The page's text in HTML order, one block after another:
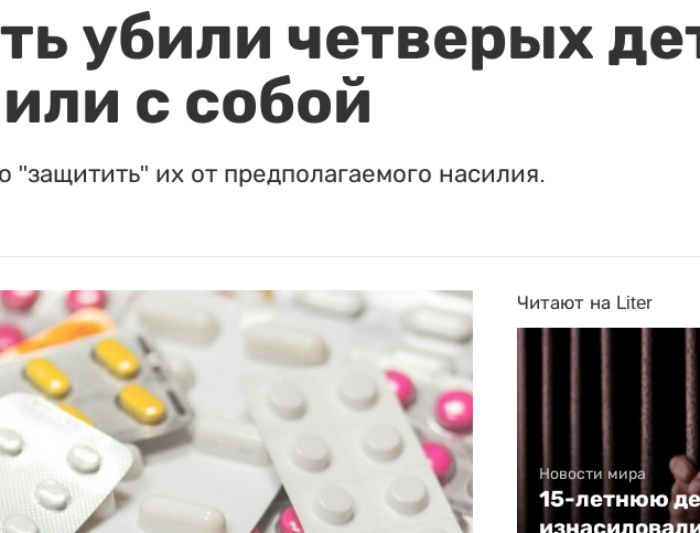
убили четверых
с собой
их от предполагаемого насилия.
Читают на Liter
Новости мира
15-летнюю